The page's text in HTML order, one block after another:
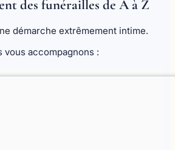
des funérailles de A à Z
démarche extrêmement intime.
vous accompagnons :